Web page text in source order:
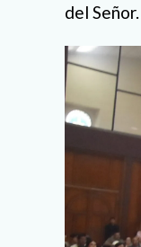
del Señor.